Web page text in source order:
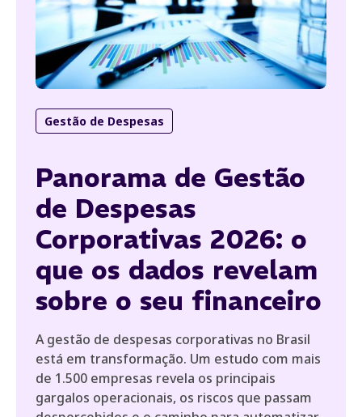
Gestão de Despesas
Panorama de Gestão
de Despesas
Corporativas 2026: o
que os dados revelam
sobre o seu financeiro
A gestão de despesas corporativas no Brasil
está em transformação. Um estudo com mais
de 1.500 empresas revela os principais
gargalos operacionais, os riscos que passam